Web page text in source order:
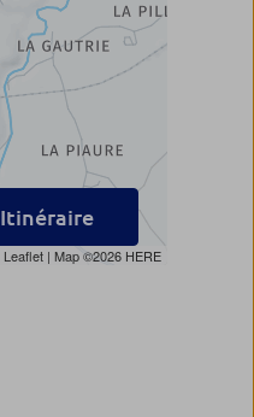
Leaflet | Map ©2026 HERE
Itinéraire